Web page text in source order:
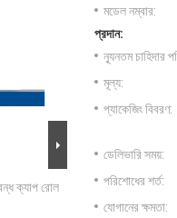
ক্যাপ রোল
মডেল নম্বার:
প্রদান:
ন্যূনতম চাহিদার
মূল্য:
প্যাকেজিং বিবরণ:
ডেলিভারি সময়:
পরিশোধের শর্ত:
যোগানের ক্ষমতা: